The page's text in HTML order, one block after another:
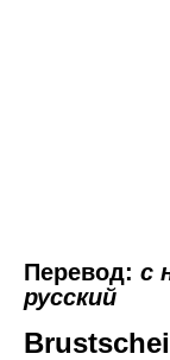
Перевод: с
русский